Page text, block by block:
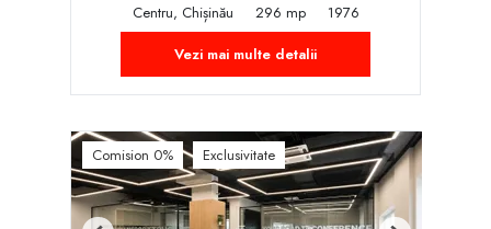
Centru, Chișinău
296 mp
1976
Vezi mai multe detalii
Comision 0% Exclusivitate